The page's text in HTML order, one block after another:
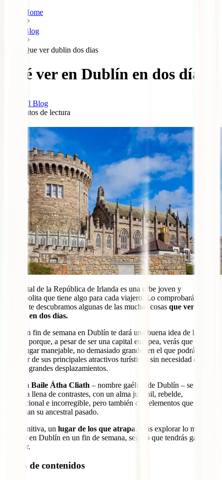
Home
Blog
Que ver dublin dos dias
Qué ver en Dublín en dos días
IATI Blog
minutos de lectura
La capital de la República de Irlanda es una urbe joven y
cosmopolita que tiene algo para cada viajero. Lo comprobarás
cuando te descubramos algunas de las muchas cosas que ver en
Dublín en dos días.
Pasar un fin de semana en Dublín te dará una buena idea de la
ciudad, porque, a pesar de ser una capital europea, verás que se trata
de un lugar manejable, no demasiado grande, en el que podrás
disfrutar de sus principales atractivos turísticos sin necesidad de
realizar grandes desplazamientos.
La vieja Baile Átha Cliath – nombre gaélico de Dublín – se
presenta llena de contrastes, con un alma juvenil, rebelde,
internacional e incorregible, pero también con elementos que nos
recuerdan su ancestral pasado.
En definitiva, un lugar de los que atrapa. Tras explorar lo mucho
que ver en Dublín en un fin de semana, seguro que tendrás ganas de
regresar.
Tabla de contenidos